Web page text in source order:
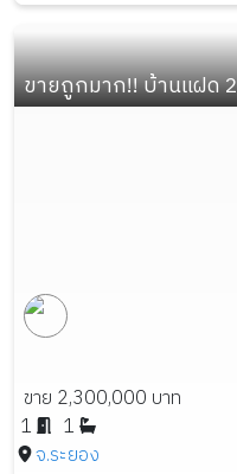
ขายถูกมาก!! บ้านแฝด 2
ขาย 2,300,000 บาท
1
1
จ.ระยอง